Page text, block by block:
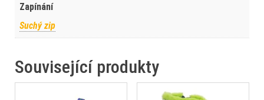
Zapínání
Suchý zip
Související produkty